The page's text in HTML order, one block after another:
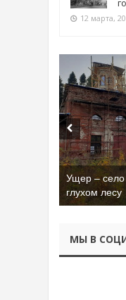
12 марта,
Ущер – село
глухом лесу
Бывшая
Батора во
МЫ В